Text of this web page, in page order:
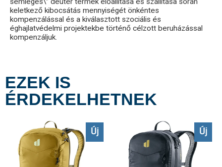
keletkező kibocsátás mennyiségét önkéntes
kompenzálással és a kiválasztott szociális és
éghajlatvédelmi projektekbe történő célzott beruházással
kompenzáljuk.
EZEK IS
ÉRDEKELHETNEK
Új Új